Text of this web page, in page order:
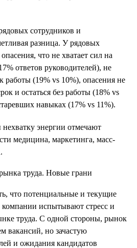
сотрудников и
разница. У рядовых
что не хватает сил на
ответов руководителей), не
работы (19% vs 10%), опасения не
и остаться без работы (18% vs
навыках (17% vs 11%).
энергии отмечают
медицина, маркетинга, масс-
что потенциальные и текущие
компании испытывают стресс и
труда. С одной стороны, рынок
вакансий, но зачастую
и ожидания кандидатов